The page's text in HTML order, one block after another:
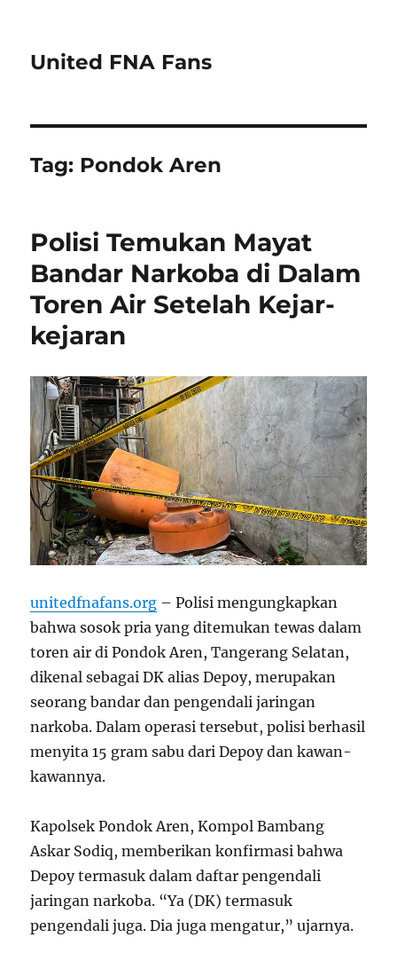
United FNA Fans
Tag: Pondok Aren
Polisi Temukan Mayat
Bandar Narkoba di Dalam
Toren Air Setelah Kejar-
kejaran
unitedfnafans.org – Polisi mengungkapkan
bahwa sosok pria yang ditemukan tewas dalam
toren air di Pondok Aren, Tangerang Selatan,
dikenal sebagai DK alias Depoy, merupakan
seorang bandar dan pengendali jaringan
narkoba. Dalam operasi tersebut, polisi berhasil
menyita 15 gram sabu dari Depoy dan kawan-
kawannya.
Kapolsek Pondok Aren, Kompol Bambang
Askar Sodiq, memberikan konfirmasi bahwa
Depoy termasuk dalam daftar pengendali
jaringan narkoba. “Ya (DK) termasuk
pengendali juga. Dia juga mengatur,” ujarnya.